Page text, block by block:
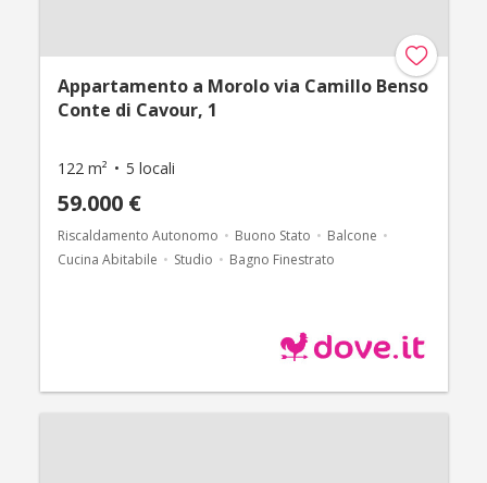
Appartamento a Morolo via Camillo Benso
Conte di Cavour, 1
122 m² 5 locali
59.000 €
Riscaldamento Autonomo Buono Stato
Balcone
Cucina Abitabile
Studio Bagno Finestrato